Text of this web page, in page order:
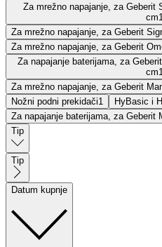
Za mrežno napajanje, za Geberit
cm
Za mrežno napajanje, za Geberit
Za mrežno napajanje, za Geberit
Za napajanje baterijama, za
cm
Za mrežno napajanje, za Geberit
Nožni podni prekidači1 HyBasic i
Za napajanje baterijama, za Geberit
Tip
Tip
Datum kupnje